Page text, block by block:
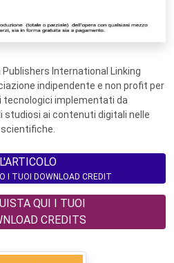
International Linking
indipendente e non profit per
implementati da
studiosi ai contenuti digitali nelle
I TUOI DOWNLOAD CREDIT
QUI I TUOI
CREDITS